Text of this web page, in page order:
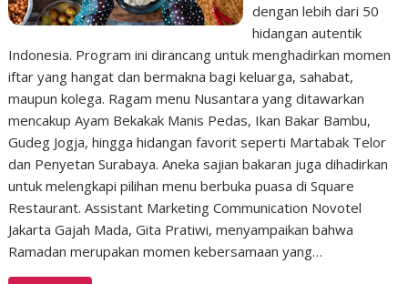
dengan lebih dari 50
hidangan autentik
Indonesia. Program ini dirancang untuk menghadirkan momen
iftar yang hangat dan bermakna bagi keluarga, sahabat,
maupun kolega. Ragam menu Nusantara yang ditawarkan
mencakup Ayam Bekakak Manis Pedas, Ikan Bakar Bambu,
Gudeg Jogja, hingga hidangan favorit seperti Martabak Telor
dan Penyetan Surabaya. Aneka sajian bakaran juga dihadirkan
untuk melengkapi pilihan menu berbuka puasa di Square
Restaurant. Assistant Marketing Communication Novotel
Jakarta Gajah Mada, Gita Pratiwi, menyampaikan bahwa
Ramadan merupakan momen kebersamaan yang…